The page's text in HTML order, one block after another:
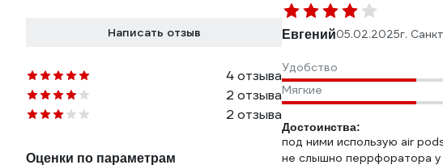
Написать отзыв
4 отзыва
2 отзыва
2 отзыва
Оценки по параметрам
Евгений05.02.2025г.
Удобство
Мягкие
Достоинства:
под ними использую air
не слышно перрфоратора